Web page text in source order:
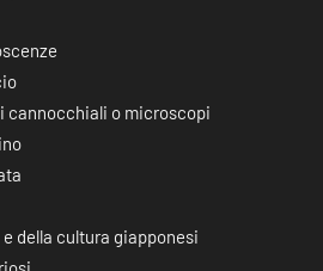
cannocchiali o microscopi
della cultura giapponesi